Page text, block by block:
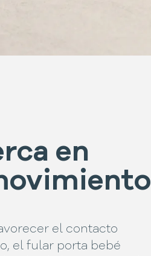
en
el contacto
el fular porta bebé